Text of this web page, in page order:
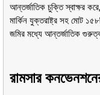
আন্তর্জাতিক চুক্তি স্বাক্ষর
মার্কিন যুক্তরাষ্ট্র সহ মোট
জমির মধ্যে আন্তর্জাতিক
রামসার